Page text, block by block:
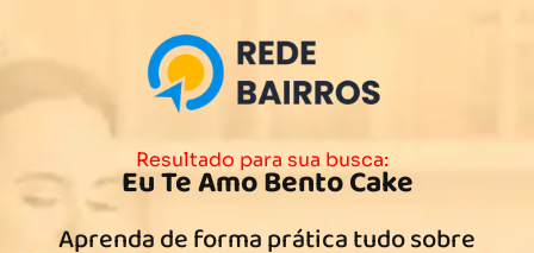
Resultado para sua busca:
Eu Te Amo Bento Cake
Aprenda de forma prática tudo sobre